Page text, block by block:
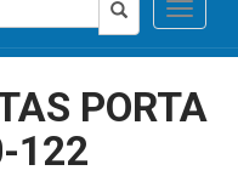
Toggle
PORTA
122